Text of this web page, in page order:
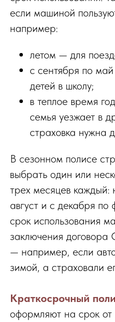
если машиной
например:
летом — для
с сентября по
детей в школу;
в теплое время
семья уезжает в
страховка нужна
В сезонном полисе
выбрать один или
трех месяцев
август и с декабря
срок использования
заключения
— например, если
зимой, а страховали
Краткосрочный
оформляют на срок от